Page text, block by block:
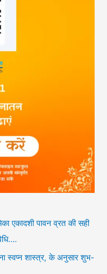
एकादशी पावन व्रत की सही
शास्त्र, के अनुसार शुभ-